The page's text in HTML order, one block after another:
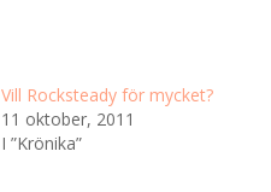
Vill Rocksteady för mycket?
11 oktober, 2011
I ”Krönika”